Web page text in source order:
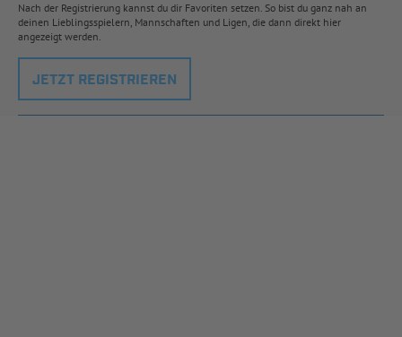
Nach der Registrierung kannst du dir Favoriten setzen. So bist du ganz nah an
deinen Lieblingsspielern, Mannschaften und Ligen, die dann direkt hier
angezeigt werden.
JETZT REGISTRIEREN